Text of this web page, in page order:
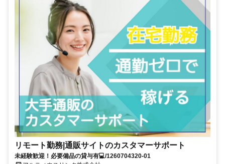
リモート勤務|通販サイトのカスタマーサポート
未経験歓迎！必要備品の貸与有💻/1260704320-01